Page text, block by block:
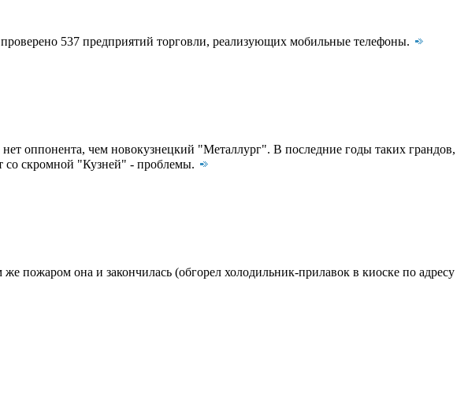
537 предприятий торговли, реализующих мобильные телефоны.
оппонента, чем новокузнецкий "Металлург". В последние годы таких грандов,
скромной "Кузней" - проблемы.
пожаром она и закончилась (обгорел холодильник-прилавок в киоске по адресу